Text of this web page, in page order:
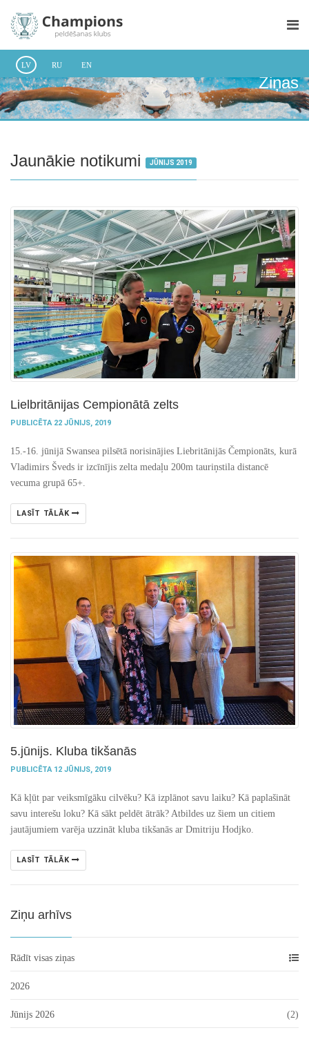
LV RU EN
Ziņas
Jaunākie notikumi JŪNIJS 2019
Lielbritānijas Cempionātā zelts
PUBLICĒTA 22 JŪNIJS, 2019
15.-16. jūnijā Swansea pilsētā norisinājies Liebritānijās Čempionāts, kurā
Vladimirs Šveds ir izcīnījis zelta medaļu 200m tauriņstila distancē
vecuma grupā 65+.
LASĪT TĀLĀK
5.jūnijs. Kluba tikšanās
PUBLICĒTA 12 JŪNIJS, 2019
Kā kļūt par veiksmīgāku cilvēku? Kā izplānot savu laiku? Kā paplašināt
savu interešu loku? Kā sākt peldēt ātrāk? Atbildes uz šiem un citiem
jautājumiem varēja uzzināt kluba tikšanās ar Dmitriju Hodjko.
LASĪT TĀLĀK
Ziņu arhīvs
Rādīt visas ziņas
2026
Jūnijs 2026 (2)